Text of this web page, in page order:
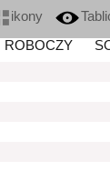
ikony
ROBOCZY